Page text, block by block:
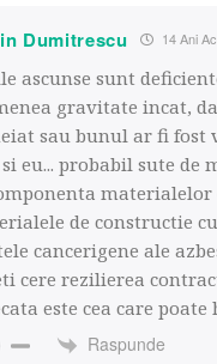
Dumitrescu 14 Ani
ascunse sunt
gravitate incat,
sau bunul ar fi fost
eu... probabil sute
materialelor
de constructie
cancerigene ale
cere rezilierea
este cea care
Raspunde